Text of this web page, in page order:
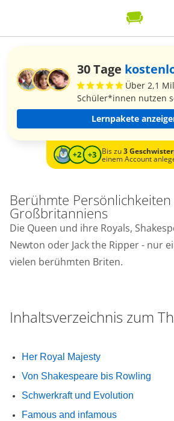
30 Tage
Über 2,1
Schüler*innen nutzen
Lernpakete
Bis zu3
einem Account
Berühmte Persönlichkeiten
Großbritanniens
Die Queen und ihre Royals,
Newton oder Jack the Ripper - nur
vielen berühmten Briten.
Inhaltsverzeichnis zum
Her Royal Majesty
Von Shakespeare bis Rowling
Schwerkraft und Evolution
Famous and infamous